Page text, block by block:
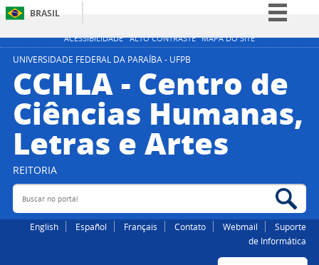
ACESSIBILIDADE ALTO CONTRASTE MAPA DO SITE
BRASIL
Simplifique!
Participe
Legislação
Canais
UNIVERSIDADE FEDERAL DA PARAÍBA - UFPB
CCHLA - Centro de
Ciências Humanas,
Letras e Artes
REITORIA
Buscar no portal
English Español Français Contato Webmail
Suporte
de Informática